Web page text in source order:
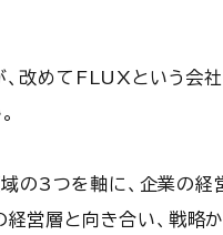
改めてFLUXという会
の3つを軸に、企業の経
営層と向き合い、戦略